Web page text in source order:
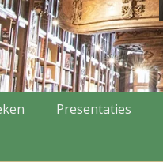
Presentaties